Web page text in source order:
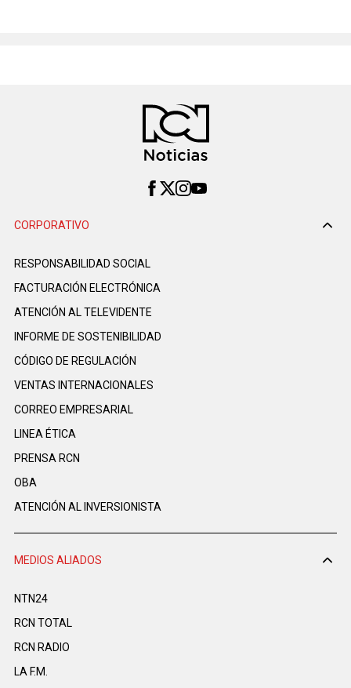
CORPORATIVO
RESPONSABILIDAD SOCIAL
FACTURACIÓN ELECTRÓNICA
ATENCIÓN AL TELEVIDENTE
INFORME DE SOSTENIBILIDAD
CÓDIGO DE REGULACIÓN
VENTAS INTERNACIONALES
CORREO EMPRESARIAL
LINEA ÉTICA
PRENSA RCN
OBA
ATENCIÓN AL INVERSIONISTA
MEDIOS ALIADOS
NTN24
RCN TOTAL
RCN RADIO
LA F.M.